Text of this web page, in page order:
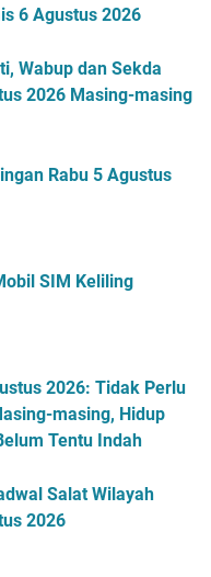
6 Agustus 2026
Wabup dan Sekda
2026 Masing-masing
Rabu 5 Agustus
SIM Keliling
2026: Tidak Perlu
masing, Hidup
Tentu Indah
Salat Wilayah
2026